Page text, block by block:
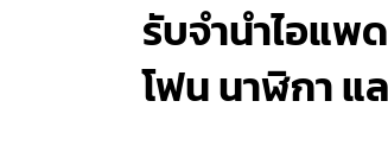
รับจำนำไอแพ
โฟน นาฬิกา แ